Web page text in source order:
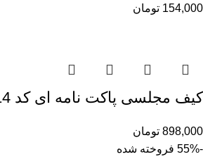
154,000 تومان
کیف مجلسی پاکت نامه ای کد 3714
898,000 تومان
-55%
فروخته شده